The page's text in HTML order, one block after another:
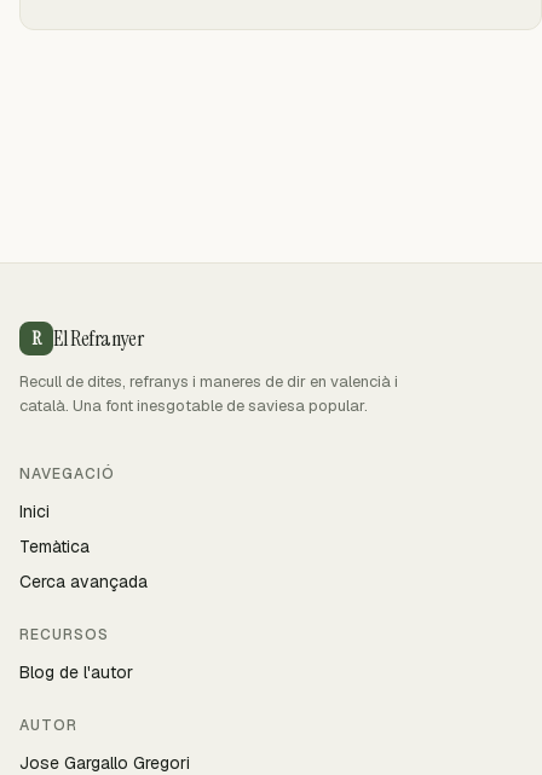
R El Refranyer
Recull de dites, refranys i maneres de dir en valencià i
català. Una font inesgotable de saviesa popular.
NAVEGACIÓ
Inici
Temàtica
Cerca avançada
RECURSOS
Blog de l'autor
AUTOR
Jose Gargallo Gregori